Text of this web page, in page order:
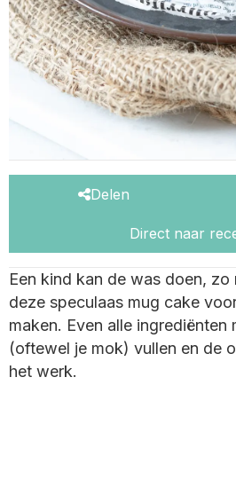
Delen
Direct naar
Een kind kan de was doen, zo
deze speculaas mug cake
maken. Even alle ingrediënten
(oftewel je mok) vullen en de
het werk.